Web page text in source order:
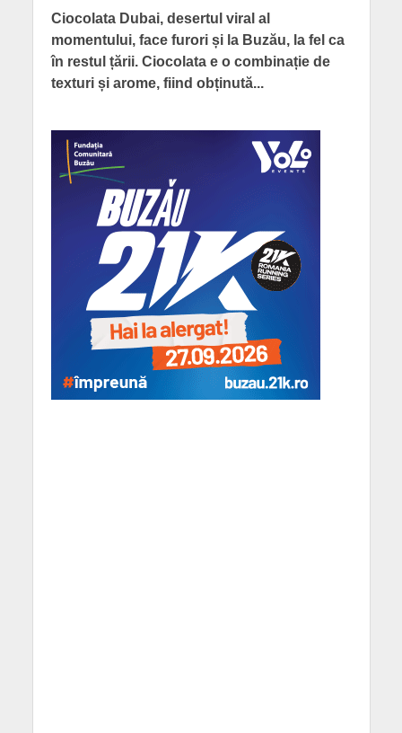
Ciocolata Dubai, desertul viral al
momentului, face furori și la Buzău, la fel ca
în restul țării. Ciocolata e o combinație de
texturi și arome, fiind obținută...